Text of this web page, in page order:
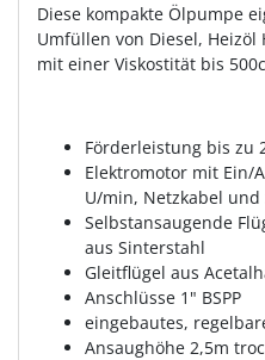
Diese kompakte Ölpumpe
Umfüllen von Diesel,
mit einer Viskostität bis
Förderleistung bis zu
Elektromotor mit Ein/
U/min, Netzkabel und
Selbstansaugende
aus Sinterstahl
Gleitflügel aus
Anschlüsse 1" BSPP
eingebautes,
Ansaughöhe 2,5m